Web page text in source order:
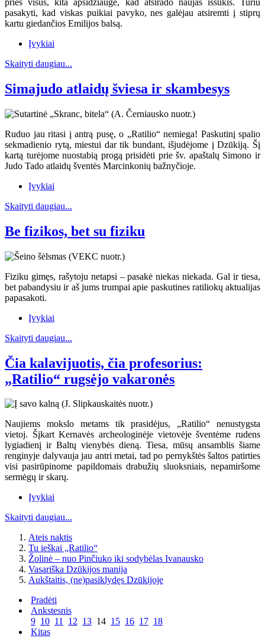
prieš visus, kita apsidžiaugė, kad atsirado naujas iššūkis. Turiu
pasakyti, kad viskas puikiai pavyko, nes galėjau atsiremti į stiprų
kartu giedančios Emilijos balsą.
Įvykiai
Skaityti daugiau...
Simajudo atlaidų šviesa ir skambesys
Ruduo jau ritasi į antrą pusę, o „Ratilio“ nemiega! Paskutinį spalio
sekmadienio rytą, miestui dar tik bundant, išjudėjome į Dzūkiją. Šį
kartą turėjome nuostabią progą prisidėti prie šv. apaštalų Simono ir
Judo Tado atlaidų šventės Marcinkonių bažnyčioje.
Įvykiai
Skaityti daugiau...
Be fizikos, bet su fiziku
Fiziku gimęs, rašytoju netapsi – pasakė niekas niekada. Gal ir tiesa,
bet pabandysiu ir aš jums trumpai apie paskutines ratiliokų aktualijas
papasakoti.
Įvykiai
Skaityti daugiau...
Čia kalavijuotis, čia profesorius:
„Ratilio“ rugsėjo vakaronės
Naujiems mokslo metams tik prasidėjus, „Ratilio“ nenustygsta
vietoj. Šįkart Kernavės archeologinėje vietovėje šventėme rudens
lygiadienį ir Baltų vienybės dieną. Tiesa, mūsų ansamblis šiame
renginyje dalyvauja jau antri metai, tad po pernykštės šaltos patirties
visi pasirūpinome papildomais drabužių sluoksniais, nepamiršome
sermėgų ir skarų.
Įvykiai
Skaityti daugiau...
Ateis naktis
Tu ieškai „Ratilio“
Žolinė – nuo Pinčiuko iki sodybėlas Ivanausko
Vasariška Dzūkijos manija
Aukštaitis, (ne)pasiklydęs Dzūkijoje
Pradėti
Ankstesnis
9 10 11 12 13 14 15 16 17 18
Kitas